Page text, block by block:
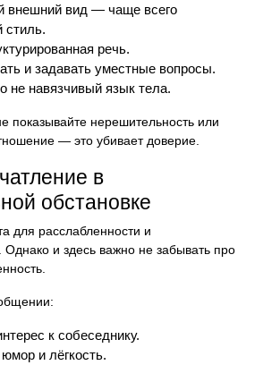
внешний вид — чаще всего
стиль.
речь.
и задавать уместные вопросы.
не навязчивый язык тела.
показывайте нерешительность или
— это убивает доверие.
в
обстановке
для расслабленности и
Однако и здесь важно не забывать про
к собеседнику.
и лёгкость.